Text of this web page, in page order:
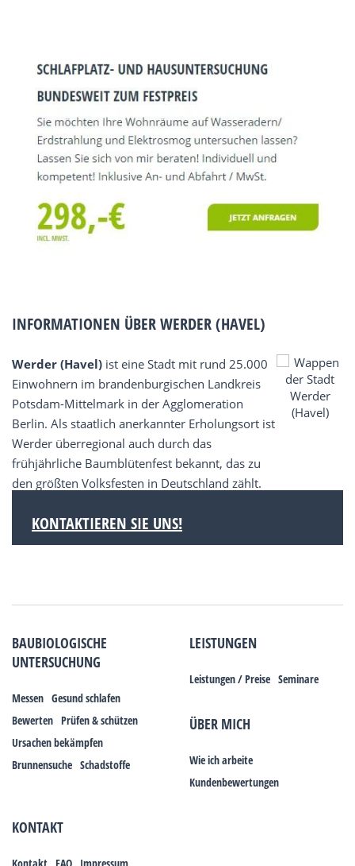
INFORMATIONEN ÜBER WERDER (HAVEL)
Werder (Havel) ist eine Stadt mit rund 25.000
Einwohnern im brandenburgischen Landkreis
Potsdam-Mittelmark in der Agglomeration
Berlin. Als staatlich anerkannter Erholungsort ist
Werder überregional auch durch das
frühjährliche Baumblütenfest bekannt, das zu
den größten Volksfesten in Deutschland zählt.
KONTAKTIEREN SIE UNS!
BAUBIOLOGISCHE
UNTERSUCHUNG
Messen Gesund schlafen
Bewerten Prüfen & schützen
Ursachen bekämpfen
Brunnensuche Schadstoffe
LEISTUNGEN
Leistungen / Preise Seminare
ÜBER MICH
Wie ich arbeite
Kundenbewertungen
KONTAKT